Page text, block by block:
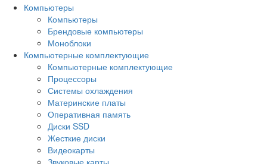
Компьютеры
Компьютеры
Брендовые компьютеры
Моноблоки
Компьютерные комплектующие
Компьютерные комплектующие
Процессоры
Системы охлаждения
Материнские платы
Оперативная память
Диски SSD
Жесткие диски
Видеокарты
Звуковые карты